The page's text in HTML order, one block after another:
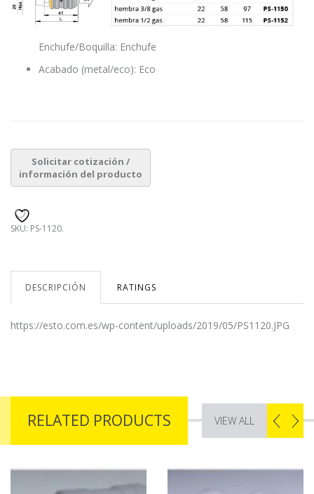
Enchufe/Boquilla: Enchufe
Acabado (metal/eco): Eco
SKU: PS-1120.
DESCRIPCIÓN RATINGS
https://esto.com.es/wp-content/uploads/2019/05/PS1120.JPG
RELATED PRODUCTS VIEW ALL